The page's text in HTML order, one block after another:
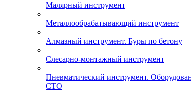
Малярный инструмент
Металлообрабатывающий инструмент
Алмазный инструмент. Буры по бетону
Слесарно-монтажный инструмент
Пневматический инструмент.
СТО